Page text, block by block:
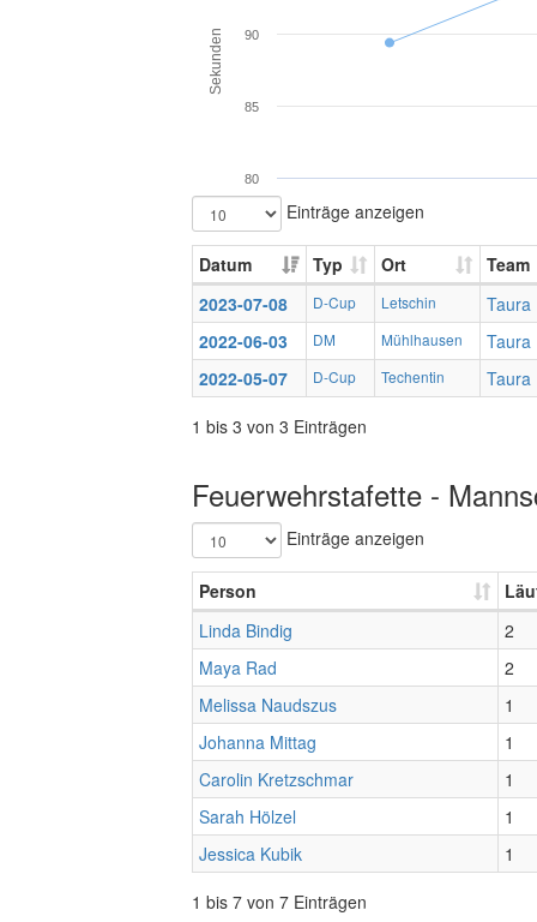
Sekunden
80
85
90
Einträge anzeigen
Datum Typ Ort
Team
2023-07-08
D-Cup Letschin
Taura
2022-06-03
DM Mühlhausen
Taura
2022-05-07
D-Cup Techentin
Taura
1 bis 3 von 3 Einträgen
Feuerwehrstafette -
Einträge anzeigen
Person
Linda Bindig
2
Maya Rad
2
Melissa Naudszus
1
Johanna Mittag
1
Carolin Kretzschmar
1
Sarah Hölzel
1
Jessica Kubik
1
1 bis 7 von 7 Einträgen